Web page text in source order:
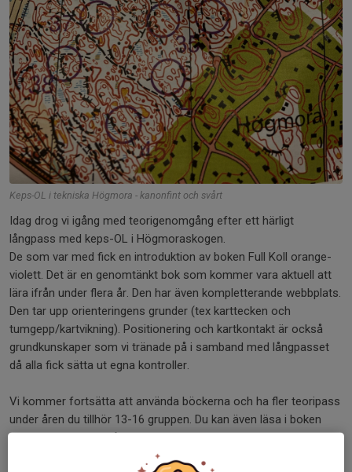
Keps-OL i tekniska Högmora - kanonfint och svårt
Idag drog vi igång med teorigenomgång efter ett härligt
långpass med keps-OL i Högmoraskogen.
De som var med fick en introduktion av boken Full Koll orange-
violett. Det är en genomtänkt bok som kommer vara aktuell att
lära ifrån under flera år. Den har även kompletterande webbplats.
Den tar upp orienteringens grunder (tex karttecken och
tumgepp/kartvikning). Positionering och kartkontakt är också
grundkunskaper som vi tränade på i samband med långpasset
då alla fick sätta ut egna kontroller.
Vi kommer fortsätta att använda böckerna och ha fler teoripass
under åren du tillhör 13-16 gruppen. Du kan även läsa i boken
och göra övningar på egen hand när du vill lära dig mer och